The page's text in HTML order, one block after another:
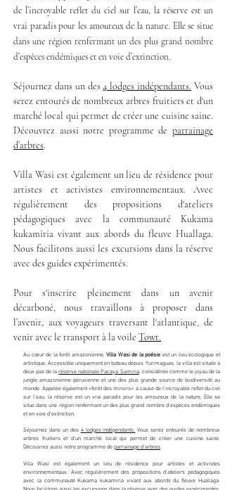
de l’incroyable reflet du ciel sur l’eau, la réserve est un
vrai paradis pour les amoureux de la nature. Elle se situe
dans une région renfermant un des plus grand nombre
d’espèces endémiques et en voie d’extinction.
Séjournez dans un des4 lodges indépendants. Vous
serez entourés de nombreux arbres fruitiers et d'un
marché local qui permet de créer une cuisine saine.
Découvrez aussi notre programme de parrainage
d’arbres.
Villa Wasi est également un lieu de résidence pour
artistes et activistes environnementaux. Avec
régulièrement des propositions d'ateliers
pédagogiques avec la communauté Kukama
kukamiria vivant aux abords du fleuve Huallaga.
Nous facilitons aussi les excursions dans la réserve
avec des guides expérimentés.
Pour s'inscrire pleinement dans un avenir
décarboné, nous travaillons à proposer dans
l’avenir, aux voyageurs traversant l'atlantique, de
venir avec le transport à la voile Towt.
Au cœur de la forêt amazonienne,Villa Wasi de la poésie est un lieu écologique et
artistique. Accessible uniquement en bateau depuis Yurimaguas, la villa est située à
deux pas de laréserve nationale Pacaya Samiria, considérée comme le joyau de la
jungle amazonienne péruvienne et une des plus grande source de biodiversité au
monde. Appelée également «forêt des miroirs» à cause de l’incroyable reflet du ciel
sur l’eau, la réserve est un vrai paradis pour les amoureux de la nature. Elle se
situe dans une région renfermant un des plus grand nombre d’espèces endémiques
et en voie d’extinction.
Séjournez dans un des 4 lodgesindépendants. Vous serez entourés de nombreux
arbres fruitiers et d'un marché local qui permet de créer une cuisine saine.
Découvrez aussi notre programme de parrainage d’arbres.
Villa Wasi est également
un lieu de résidence pour artistes et activistes
environnementaux. Avec régulièrement des propositions d'ateliers pédagogiques
avec la communauté Kukama kukamiria vivant aux abords du fleuve Huallaga.